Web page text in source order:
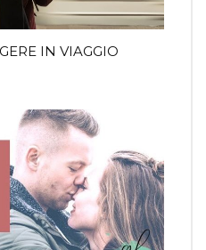
IN VIAGGIO